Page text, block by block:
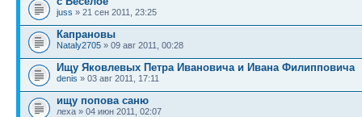
juss » 21 сен 2011, 23:25
Капрановы
Nataly2705 » 09 авг 2011, 00:28
Ищу Яковлевых Петра Ивановича и Ивана Филипповича
denis » 03 авг 2011, 17:11
ищу попова саню
леха » 04 июн 2011, 02:07